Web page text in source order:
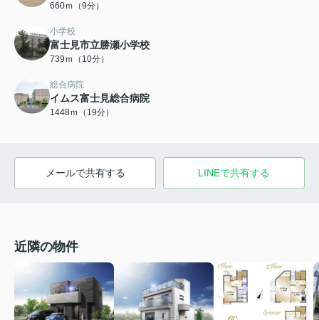
660ｍ（9分）
小学校
富士見市立勝瀬小学校
739ｍ（10分）
総合病院
イムス富士見総合病院
1448ｍ（19分）
メールで共有する LINEで共有する
近隣の物件